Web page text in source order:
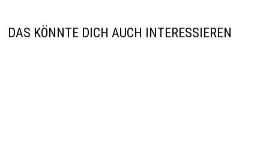
DAS KÖNNTE DICH AUCH INTERESSIEREN